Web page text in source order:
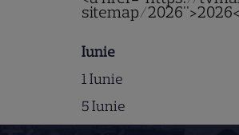
sitemap/
Iunie
1 Iunie
5 Iunie